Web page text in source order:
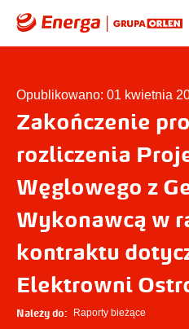
Opublikowano: 01 kwietnia
Zakończenie
rozliczenia
Węglowego z
Wykonawcą w
kontraktu
Elektrowni
Należy do: Raporty bieżące